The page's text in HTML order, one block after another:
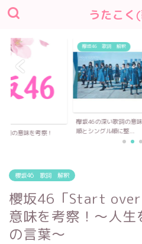
うたこく(
合唱 歌詞 解釈
合唱コンクールや卒業
の歌詞の意味を深く...
櫻坂46 歌詞 解釈
櫻坂46「Start
意味を考察！〜人
の言葉～